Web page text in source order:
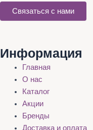
Связаться с нами
Информация
Главная
О нас
Каталог
Акции
Бренды
Доставка и оплата